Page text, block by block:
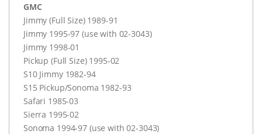
GMC
Jimmy (Full Size) 1989-91
Jimmy 1995-97 (use with 02-3043)
Jimmy 1998-01
Pickup (Full Size) 1995-02
S10 Jimmy 1982-94
S15 Pickup/Sonoma 1982-93
Safari 1985-03
Sierra 1995-02
Sonoma 1994-97 (use with 02-3043)